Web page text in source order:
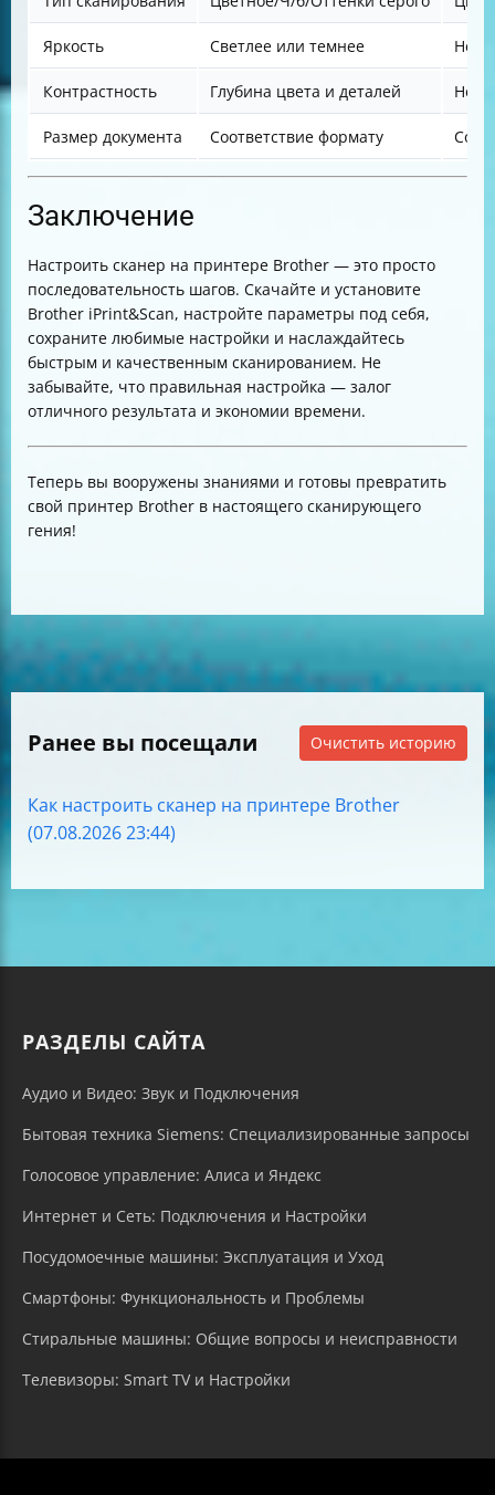
Яркость Светлее или темнее
Контрастность Глубина цвета и деталей
Размер документа Соответствие формату
Заключение
Настроить сканер на принтере Brother — это просто
последовательность шагов. Скачайте и установите
Brother iPrint&Scan, настройте параметры под себя,
сохраните любимые настройки и наслаждайтесь
быстрым и качественным сканированием. Не
забывайте, что правильная настройка — залог
отличного результата и экономии времени.
Теперь вы вооружены знаниями и готовы превратить
свой принтер Brother в настоящего сканирующего
гения!
Ранее вы посещали Очистить историю
Как настроить сканер на принтере Brother
(07.08.2026 23:44)
РАЗДЕЛЫ САЙТА
Аудио и Видео: Звук и Подключения
Бытовая техника Siemens: Специализированные запросы
Голосовое управление: Алиса и Яндекс
Интернет и Сеть: Подключения и Настройки
Посудомоечные машины: Эксплуатация и Уход
Смартфоны: Функциональность и Проблемы
Стиральные машины: Общие вопросы и неисправности
Телевизоры: Smart TV и Настройки